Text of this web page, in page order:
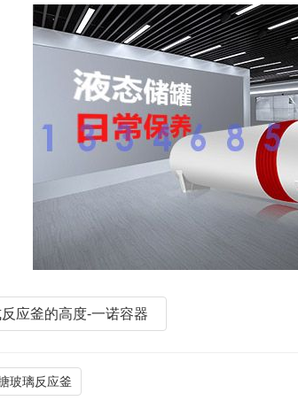
应釜的高度-一诺容器
玻璃反应釜